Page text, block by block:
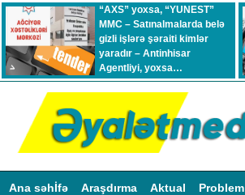
“AXS” yoxsa, “YUNEST”
MMC – Satınalmalarda belə
gizli işlərə şəraiti kimlər
yaradır – Antinhisar
Agentliyi, yoxsa…
Ana səhİfə Araşdırma Aktual Problem